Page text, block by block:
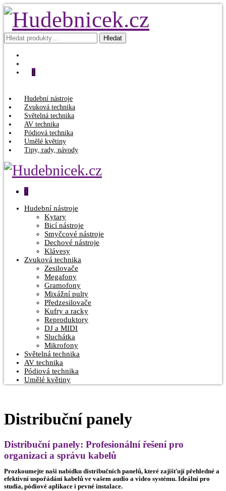
Hledat: Hledat
0
Hudební nástroje
Zvuková technika
Světelná technika
AV technika
Pódiová technika
Umělé květiny
Tipy, rady, návody
0
Hudební nástroje
Kytary
Bicí nástroje
Smyčcové nástroje
Dechové nástroje
Klávesy
Zvuková technika
Zesilovače
Megafony
Gramofony
Mixážní pulty
Předzesilovače
Kufry a racky
Reproduktory
DJ a MIDI
Sluchátka
Mikrofony
Světelná technika
AV technika
Pódiová technika
Umělé květiny
Distribuční panely
Distribuční panely: Profesionální řešení pro
organizaci a správu kabelů
Prozkoumejte naši nabídku distribučních panelů, které zajišťují přehledné a
efektivní uspořádání kabelů ve vašem audio a video systému. Ideální pro
studia, pódiové aplikace i pevné instalace.